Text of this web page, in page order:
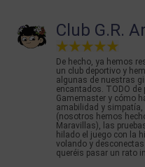
Club G.R.
De hecho, ya hemos
un club deportivo y
algunas de nuestras
encantados. TODO de
Gamemaster y cómo
amabilidad y
(nosotros hemos
Maravillas), las
hilado el juego con la
volando y
queréis pasar un rato